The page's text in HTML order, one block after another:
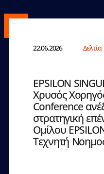
22.06.2026
EPSILON
Χρυσός
Conference
στρατηγική
Ομίλου
Τεχνητή